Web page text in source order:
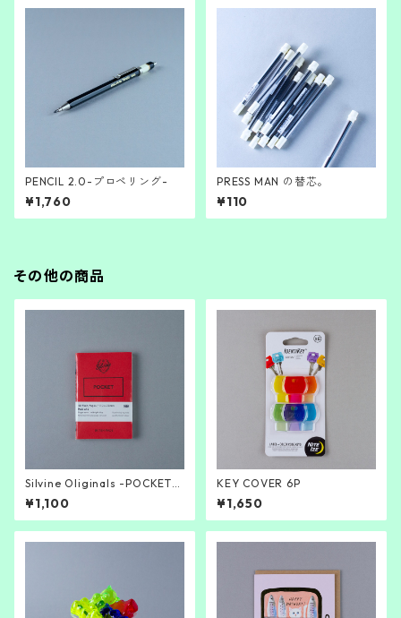
PENCIL 2.0-プロペリング-
¥1,760
PRESS MAN の替芯。
¥110
その他の商品
Silvine Oliginals -POCKET-
/Silvine
¥1,100
KEY COVER 6P
¥1,650